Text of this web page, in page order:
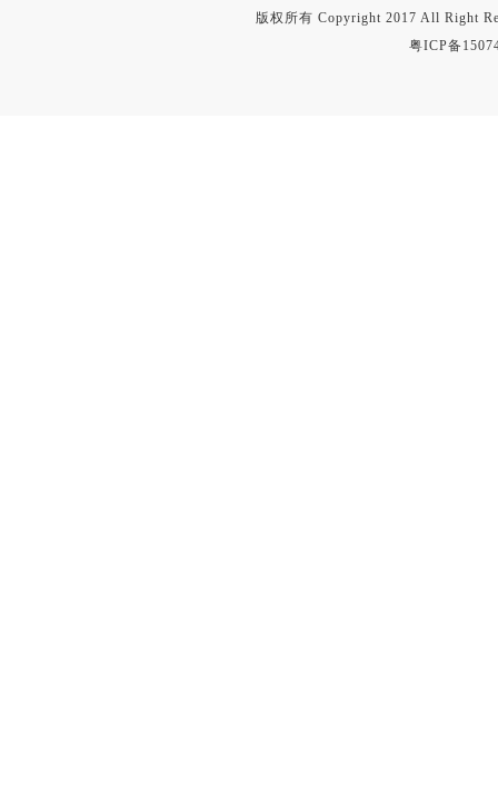
版权所有 Copyright 2017 All Right
粤ICP备